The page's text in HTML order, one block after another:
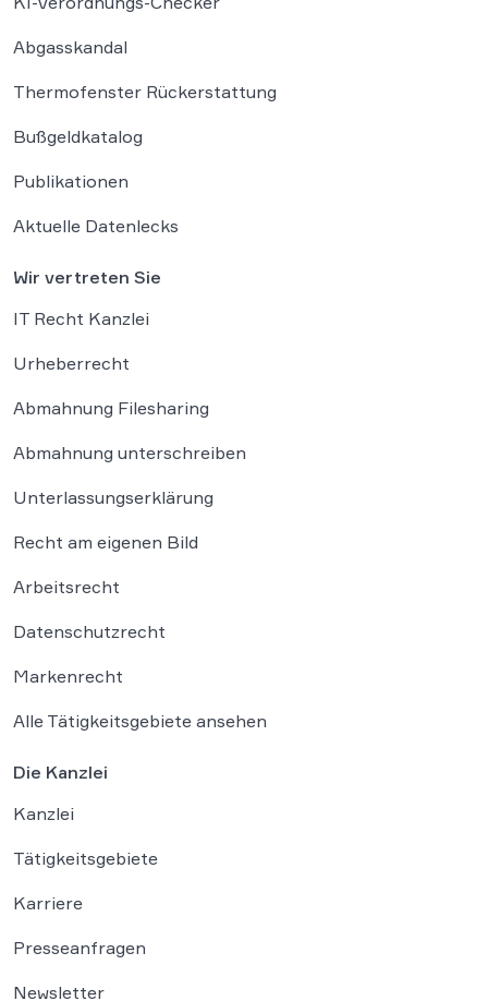
Abgasskandal
Thermofenster Rückerstattung
Bußgeldkatalog
Publikationen
Aktuelle Datenlecks
Wir vertreten Sie
IT Recht Kanzlei
Urheberrecht
Abmahnung Filesharing
Abmahnung unterschreiben
Unterlassungserklärung
Recht am eigenen Bild
Arbeitsrecht
Datenschutzrecht
Markenrecht
Alle Tätigkeitsgebiete ansehen
Die Kanzlei
Kanzlei
Tätigkeitsgebiete
Karriere
Presseanfragen
Newsletter